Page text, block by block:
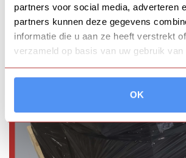
partners voor social media, adverteren
partners kunnen deze gegevens
informatie die u aan ze heeft verstrekt
verzameld op basis van uw gebruik
OK